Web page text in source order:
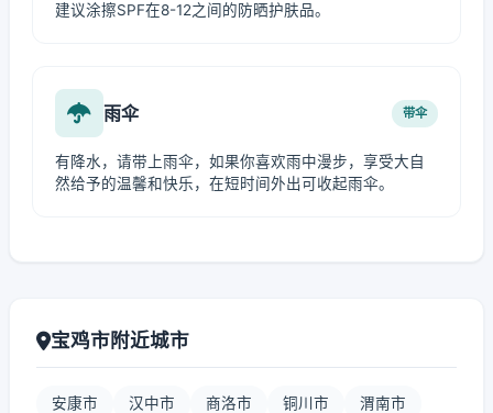
建议涂擦SPF在8-12之间的防晒护肤品。
雨伞 带伞
有降水，请带上雨伞，如果你喜欢雨中漫步，享受大自
然给予的温馨和快乐，在短时间外出可收起雨伞。
宝鸡市附近城市
安康市 汉中市 商洛市 铜川市 渭南市